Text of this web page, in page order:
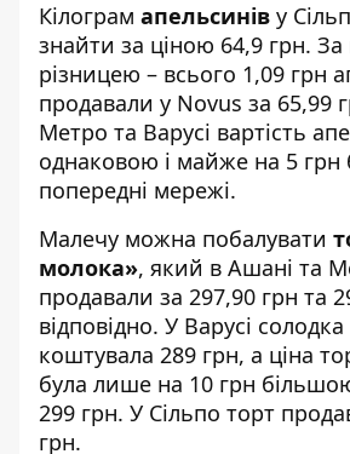
Кілограм апельсинів у
знайти за ціною 64,9 грн.
різницею – всього 1,09 грн
продавали у Novus за 65,99
Метро та Варусі вартість
однаковою і майже на 5 грн
попередні мережі.
Малечу можна побалувати
молока», який в Ашані та
продавали за 297,90 грн та
відповідно. У Варусі
коштувала 289 грн, а ціна
була лише на 10 грн
299 грн. У Сільпо торт
грн.